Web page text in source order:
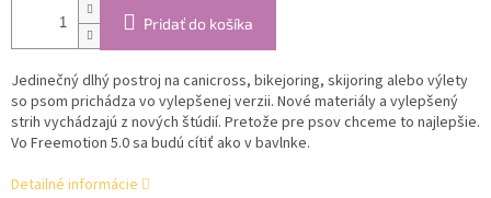
Pridať do košíka
Jedinečný dlhý postroj na canicross, bikejoring, skijoring alebo výlety
so psom prichádza vo vylepšenej verzii. Nové materiály a vylepšený
strih vychádzajú z nových štúdií. Pretože pre psov chceme to najlepšie.
Vo Freemotion 5.0 sa budú cítiť ako v bavlnke.
Detailné informácie